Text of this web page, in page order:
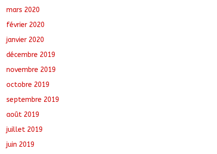
mars 2020
février 2020
janvier 2020
décembre 2019
novembre 2019
octobre 2019
septembre 2019
août 2019
juillet 2019
juin 2019